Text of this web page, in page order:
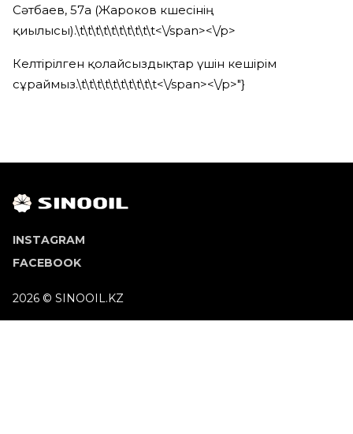
Сәтбаев, 57а (Жароков көшесінің
қиылысы).\t\t\t\t\t\t\t\t\t\t<\/span><\/p>
Келтірілген қолайсыздықтар үшін кешірім
сұраймыз.\t\t\t\t\t\t\t\t\t\t<\/span><\/p>"}
INSTAGRAM
FACEBOOK
2026 © SINOOIL.KZ